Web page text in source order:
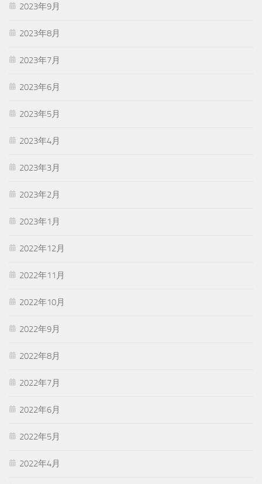
2023年9月
2023年8月
2023年7月
2023年6月
2023年5月
2023年4月
2023年3月
2023年2月
2023年1月
2022年12月
2022年11月
2022年10月
2022年9月
2022年8月
2022年7月
2022年6月
2022年5月
2022年4月